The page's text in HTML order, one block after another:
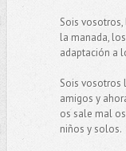
Sois
la manada,
adaptación a
Sois vosotros
amigos y
os sale mal
niños y solos.